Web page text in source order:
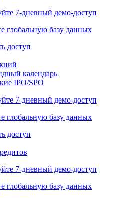
7-дневный демо-доступ
глобальную базу данных
доступ
календарь
IPO/SPO
7-дневный демо-доступ
глобальную базу данных
доступ
7-дневный демо-доступ
глобальную базу данных